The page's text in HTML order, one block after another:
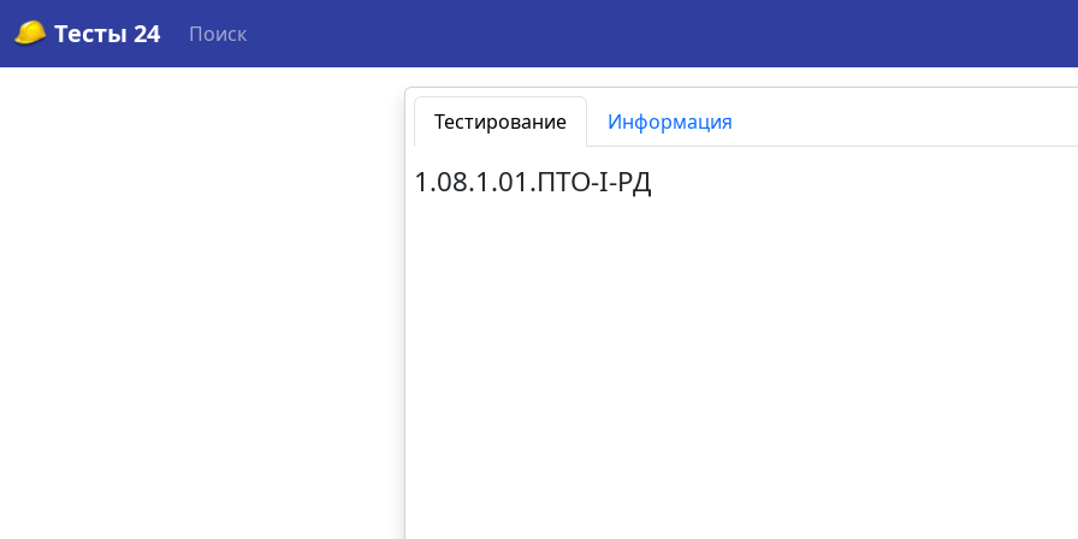
Тесты 24 Поиск
Тестирование Информация
1.08.1.01.ПТО-I-РД